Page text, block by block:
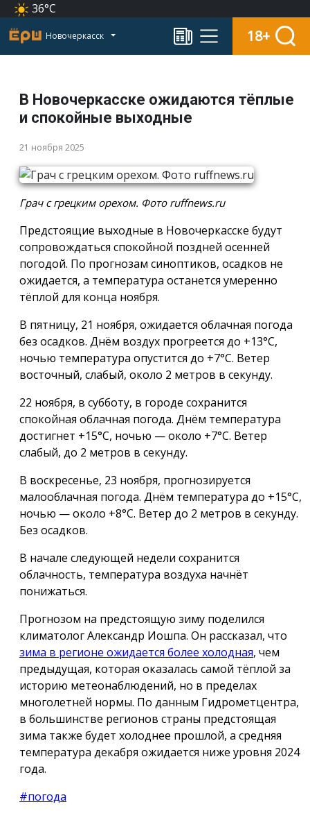
36°C
Новочеркасск 18+
В Новочеркасске ожидаются тёплые
и спокойные выходные
21 ноября 2025
Грач с грецким орехом. Фото ruffnews.ru
Предстоящие выходные в Новочеркасске будут
сопровождаться спокойной поздней осенней
погодой. По прогнозам синоптиков, осадков не
ожидается, а температура останется умеренно
тёплой для конца ноября.
В пятницу, 21 ноября, ожидается облачная погода
без осадков. Днём воздух прогреется до +13°C,
ночью температура опустится до +7°C. Ветер
восточный, слабый, около 2 метров в секунду.
22 ноября, в субботу, в городе сохранится
спокойная облачная погода. Днём температура
достигнет +15°C, ночью — около +7°C. Ветер
слабый, до 2 метров в секунду.
В воскресенье, 23 ноября, прогнозируется
малооблачная погода. Днём температура до +15°C,
ночью — около +8°C. Ветер до 2 метров в секунду.
Без осадков.
В начале следующей недели сохранится
облачность, температура воздуха начнёт
понижаться.
Прогнозом на предстоящую зиму поделился
климатолог Александр Иошпа. Он рассказал, что
зима в регионе ожидается более холодная, чем
предыдущая, которая оказалась самой тёплой за
историю метеонаблюдений, но в пределах
многолетней нормы. По данным Гидрометцентра,
в большинстве регионов страны предстоящая
зима также будет холоднее прошлой, а средняя
температура декабря ожидается ниже уровня 2024
года.
#погода